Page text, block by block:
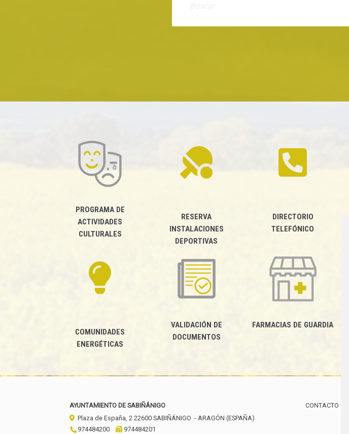
PROGRAMA DE
ACTIVIDADES
CULTURALES
RESERVA
INSTALACIONES
DEPORTIVAS
DIRECTORIO
TELEFÓNICO
COMUNIDADES
ENERGÉTICAS
VALIDACIÓN DE
DOCUMENTOS
FARMACIAS DE GUARDIA
AYUNTAMIENTO DE SABIÑÁNIGO
Plaza de España, 2 22600 SABIÑÁNIGO - ARAGÓN (ESPAÑA)
974484200
974484201
CONTACTO